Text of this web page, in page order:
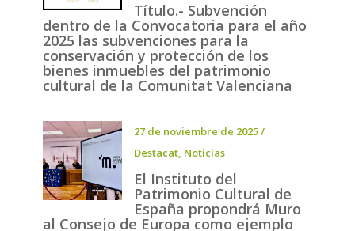
Título.- Subvención
dentro de la Convocatoria para el año
2025 las subvenciones para la
conservación y protección de los
bienes inmuebles del patrimonio
cultural de la Comunitat Valenciana
27 de noviembre de 2025/
Destacat, Noticias
El Instituto del
Patrimonio Cultural de
España propondrá Muro
al Consejo de Europa como ejemplo